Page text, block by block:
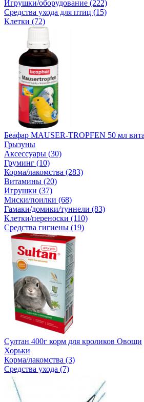
Игрушки/оборудование (222)
Средства ухода для птиц (15)
Клетки (72)
Беафар MAUSER-TROPFEN 50 мл
Грызуны
Аксессуары (30)
Груминг (10)
Корма/лакомства (283)
Витамины (20)
Игрушки (37)
Миски/поилки (68)
Гамаки/домики/туннели (83)
Клетки/переноски (110)
Средства гигиены (19)
Султан 400г корм для кроликов Овощи
Хорьки
Корма/лакомства (3)
Средства ухода (7)